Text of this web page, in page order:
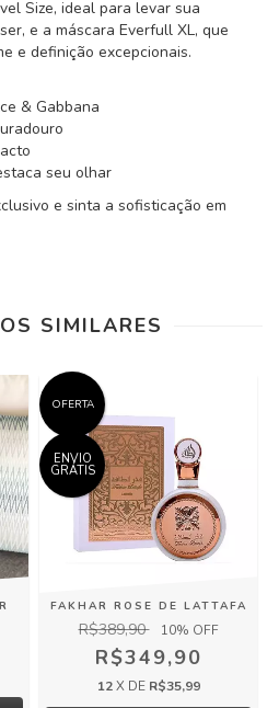
Size, ideal para levar sua
e a máscara Everfull XL, que
e definição excepcionais.
& Gabbana
seu olhar
e sinta a sofisticação em
SIMILARES
OFERTA
ENVIO
GRÁTIS
FAKHAR ROSE DE LATTAFA
R$389,90 10% OFF
R$349,90
12 X DE R$35,99